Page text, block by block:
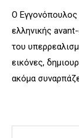
Ο
ελληνικής
του
εικόνες,
ακόμα